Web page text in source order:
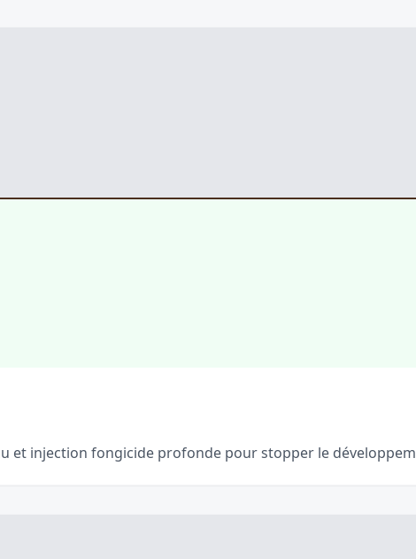
et injection fongicide profonde pour stopper le